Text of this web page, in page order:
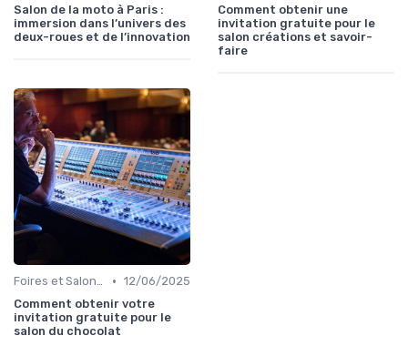
Salon de la moto à Paris :
immersion dans l’univers des
deux-roues et de l’innovation
Comment obtenir une
invitation gratuite pour le
salon créations et savoir-
faire
Foires et Salons Grand Public • 12/06/2025
Comment obtenir votre
invitation gratuite pour le
salon du chocolat